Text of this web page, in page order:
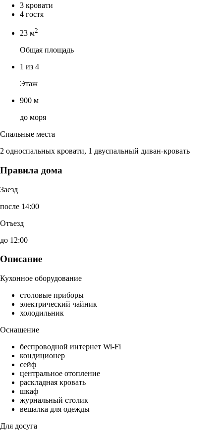
3 кровати
4 гостя
23 м2
Общая площадь
1 из 4
Этаж
900 м
до моря
Спальные места
2 односпальных кровати, 1 двуспальный диван-кровать
Правила дома
Заезд
после 14:00
Отъезд
до 12:00
Описание
Кухонное оборудование
столовые приборы
электрический чайник
холодильник
Оснащение
беспроводной интернет Wi-Fi
кондиционер
сейф
центральное отопление
раскладная кровать
шкаф
журнальный столик
вешалка для одежды
Для досуга